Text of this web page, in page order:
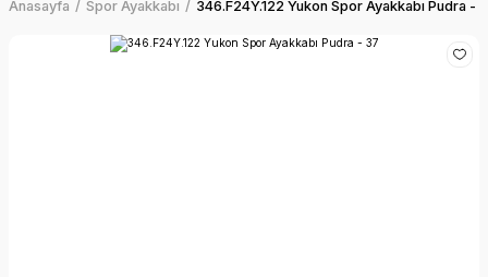
Anasayfa Spor Ayakkabı 346.F24Y.122 Yukon Spor Ayakkabı Pudra -